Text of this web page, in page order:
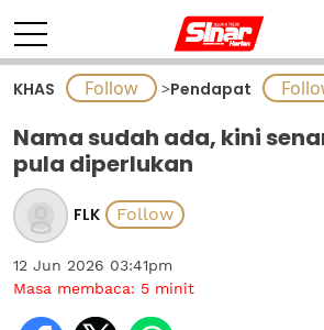
KHAS >Pendapat
Nama sudah ada, kini
pula diperlukan
FLK
12 Jun 2026 03:41pm
Masa membaca: 5 minit